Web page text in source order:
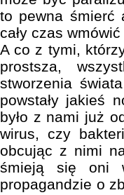
to pewna śmierć
cały czas
A co z tymi,
prostsza,
stworzenia
powstały jakieś
było z nami już
wirus, czy
obcując z nimi
śmieją się oni
propagandzie o